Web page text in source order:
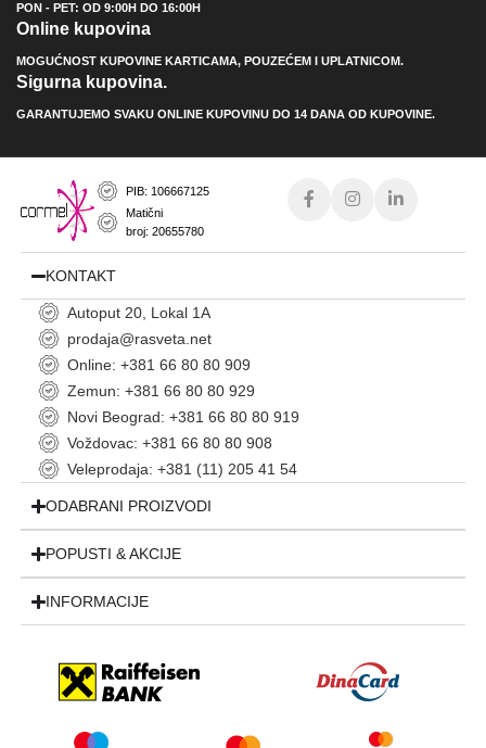
PON - PET: OD 9:00H DO 16:00H
Online kupovina
MOGUĆNOST KUPOVINE KARTICAMA, POUZEĆEM I UPLATNICOM.
Sigurna kupovina.
GARANTUJEMO SVAKU ONLINE KUPOVINU DO 14 DANA OD KUPOVINE.
PIB: 106667125
Matični
broj: 20655780
KONTAKT
Autoput 20, Lokal 1A
prodaja@rasveta.net
Online: +381 66 80 80 909
Zemun: +381 66 80 80 929
Novi Beograd: +381 66 80 80 919
Voždovac: +381 66 80 80 908
Veleprodaja: +381 (11) 205 41 54
ODABRANI PROIZVODI
POPUSTI & AKCIJE
INFORMACIJE